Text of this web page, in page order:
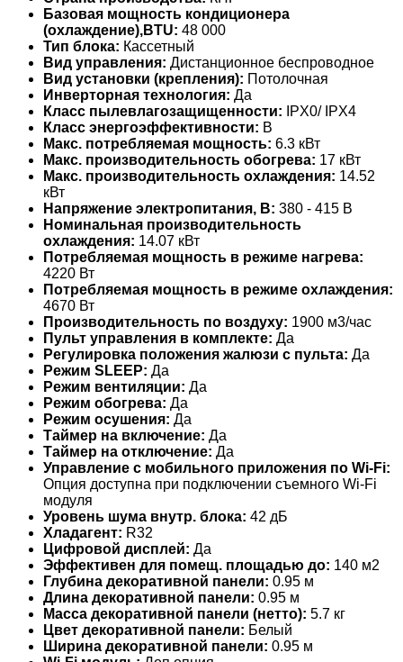
Базовая мощность кондиционера
(охлаждение),BTU: 48 000
Тип блока: Кассетный
Вид управления: Дистанционное беспроводное
Вид установки (крепления): Потолочная
Инверторная технология: Да
Класс пылевлагозащищенности: IPX0/ IPX4
Класс энергоэффективности: B
Макс. потребляемая мощность: 6.3 кВт
Макс. производительность обогрева: 17 кВт
Макс. производительность охлаждения: 14.52
кВт
Напряжение электропитания, В: 380 - 415 В
Номинальная производительность
охлаждения: 14.07 кВт
Потребляемая мощность в режиме нагрева:
4220 Вт
Потребляемая мощность в режиме охлаждения:
4670 Вт
Производительность по воздуху: 1900 м3/час
Пульт управления в комплекте: Да
Регулировка положения жалюзи с пульта: Да
Режим SLEEP: Да
Режим вентиляции: Да
Режим обогрева: Да
Режим осушения: Да
Таймер на включение: Да
Таймер на отключение: Да
Управление c мобильного приложения по Wi-Fi:
Опция доступна при подключении съемного Wi-Fi
модуля
Уровень шума внутр. блока: 42 дБ
Хладагент: R32
Цифровой дисплей: Да
Эффективен для помещ. площадью до: 140 м2
Глубина декоративной панели: 0.95 м
Длина декоративной панели: 0.95 м
Масса декоративной панели (нетто): 5.7 кг
Цвет декоративной панели: Белый
Ширина декоративной панели: 0.95 м